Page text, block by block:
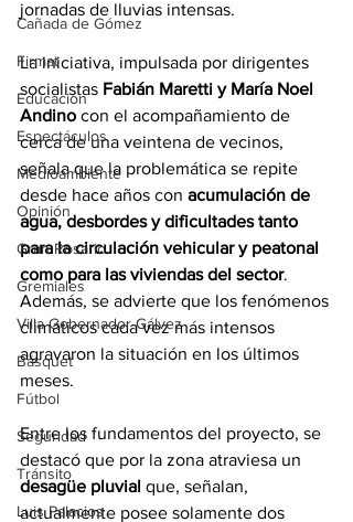
Cañada de Gómez
Firmat
Educación
Espectáculos
Medioambiente
Opinión
Gran Rosario
Gremiales
Villa Gobernador Gálvez
Básquet
Fútbol
Seguridad
Tránsito
Luis Palacios
jornadas de lluvias intensas.
La iniciativa, impulsada por dirigentes
socialistas Fabián Maretti y María Noel
Andino con el acompañamiento de
cerca de una veintena de vecinos,
señala que la problemática se repite
desde hace años con acumulación de
agua, desbordes y dificultades tanto
para la circulación vehicular y peatonal
como para las viviendas del sector.
Además, se advierte que los fenómenos
climáticos cada vez más intensos
agravaron la situación en los últimos
meses.
Entre los fundamentos del proyecto, se
destacó que por la zona atraviesa un
desagüe pluvial que, señalan,
actualmente posee solamente dos